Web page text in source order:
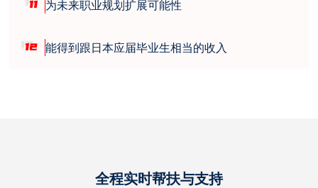
11 为未来职业规划扩展可能性
12 能得到跟日本应届毕业生相当的收入
全程实时帮扶与支持